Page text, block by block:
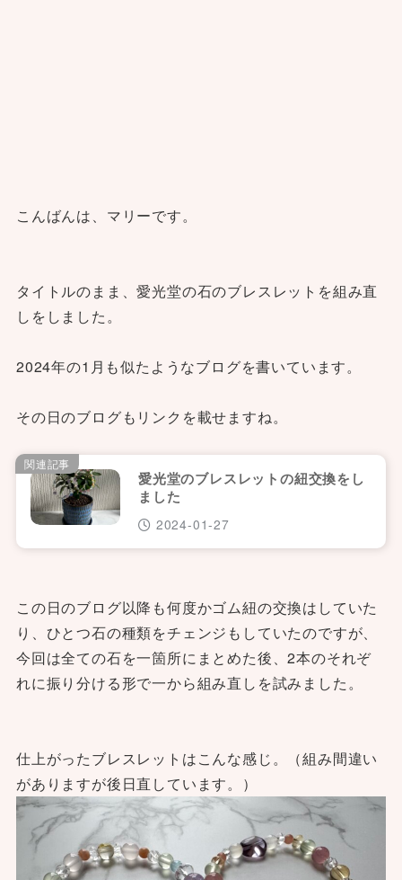
こんばんは、マリーです。
タイトルのまま、愛光堂の石のブレスレットを組み直
しをしました。
2024年の1月も似たようなブログを書いています。
その日のブログもリンクを載せますね。
関連記事
愛光堂のブレスレットの紐交換をし
ました
2024-01-27
この日のブログ以降も何度かゴム紐の交換はしていた
り、ひとつ石の種類をチェンジもしていたのですが、
今回は全ての石を一箇所にまとめた後、2本のそれぞ
れに振り分ける形で一から組み直しを試みました。
仕上がったブレスレットはこんな感じ。（組み間違い
がありますが後日直しています。）